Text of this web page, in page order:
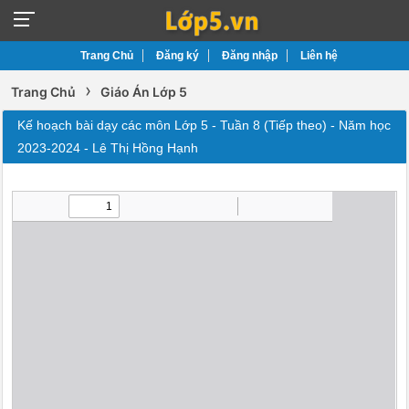
Trang Chủ Đăng ký Đăng nhập Liên hệ
Trang Chủ › Giáo Án Lớp 5
Kế hoạch bài dạy các môn Lớp 5 - Tuần 8 (Tiếp theo) - Năm học
2023-2024 - Lê Thị Hồng Hạnh